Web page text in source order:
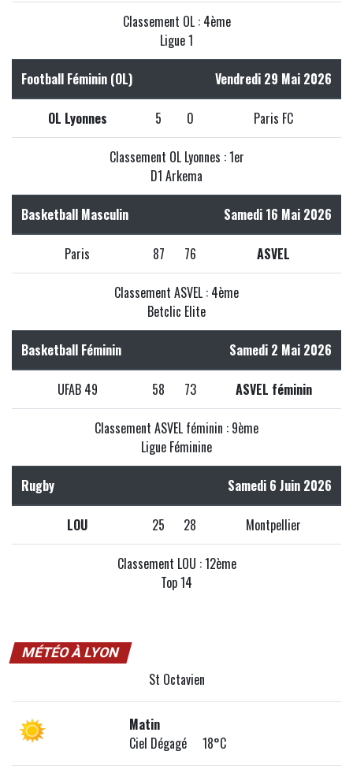
Classement OL : 4ème
Ligue 1
Football Féminin (OL) Vendredi 29 Mai 2026
OL Lyonnes 5 0 Paris FC
Classement OL Lyonnes : 1er
D1 Arkema
Basketball Masculin Samedi 16 Mai 2026
Paris 87 76 ASVEL
Classement ASVEL : 4ème
Betclic Elite
Basketball Féminin Samedi 2 Mai 2026
UFAB 49 58 73 ASVEL féminin
Classement ASVEL féminin : 9ème
Ligue Féminine
Rugby Samedi 6 Juin 2026
LOU 25 28 Montpellier
Classement LOU : 12ème
Top 14
MÉTÉO À LYON
St Octavien
Matin
Ciel Dégagé 18°C